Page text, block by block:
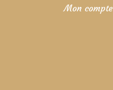
Mon compte